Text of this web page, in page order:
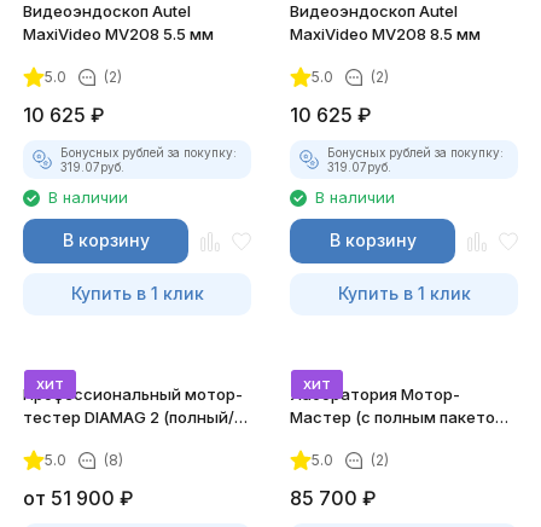
Видеоэндоскоп Autel
MaxiVideo MV208 5.5 мм
5.0 (2)
10 625 ₽
Бонусных рублей за покупку:
319.07руб.
В наличии
В корзину
Купить в 1 клик
Видеоэндоскоп Autel
MaxiVideo MV208 8.5 мм
5.0 (2)
10 625 ₽
Бонусных рублей за покупку:
319.07руб.
В наличии
В корзину
Купить в 1 клик
хит
Профессиональный мотор-
тестер DIAMAG 2 (полный/
5.0 (8)
от 51 900 ₽
хит
Лаборатория Мотор-
Мастер (с полным пакетом
5.0 (2)
85 700 ₽